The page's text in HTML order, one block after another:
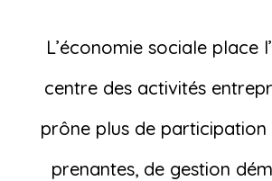
L’économie sociale place
centre des activités
prône plus de participation
prenantes, de gestion